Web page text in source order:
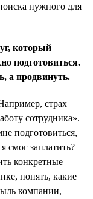
нужного для
который
подготовиться.
а продвинуть.
страх
сотрудника».
подготовиться,
смог заплатить?
конкретные
понять, какие
компании,